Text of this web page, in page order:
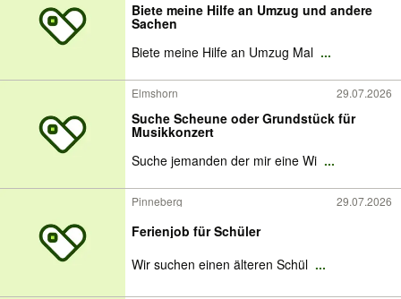
Biete meine Hilfe an Umzug und andere
Sachen
Biete meine Hilfe an Umzug Mal ...
Elmshorn 29.07.2026
Suche Scheune oder Grundstück für
Musikkonzert
Suche jemanden der mir eine Wi ...
Pinneberg 29.07.2026
Ferienjob für Schüler
Wir suchen einen älteren Schül ...